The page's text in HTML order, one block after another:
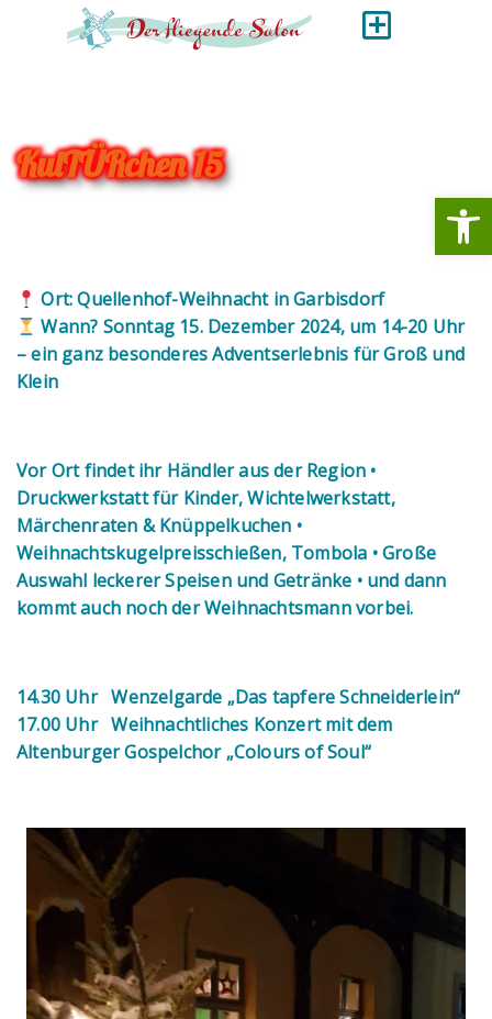
KulTÜRchen 15
Ort: Quellenhof-Weihnacht in Garbisdorf
Wann? Sonntag 15. Dezember 2024, um 14-20 Uhr
– ein ganz besonderes Adventserlebnis für Groß und
Klein
Vor Ort findet ihr Händler aus der Region •
Druckwerkstatt für Kinder, Wichtelwerkstatt,
Märchenraten & Knüppelkuchen •
Weihnachtskugelpreisschießen, Tombola • Große
Auswahl leckerer Speisen und Getränke • und dann
kommt auch noch der Weihnachtsmann vorbei.
14.30 Uhr Wenzelgarde „Das tapfere Schneiderlein“
17.00 Uhr Weihnachtliches Konzert mit dem
Altenburger Gospelchor „Colours of Soul“